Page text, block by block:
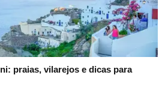
praias, vilarejos e dicas para